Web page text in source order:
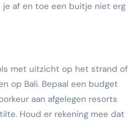
af en toe een buitje niet erg
met uitzicht op het strand of
op Bali. Bepaal een budget
aan afgelegen resorts
Houd er rekening mee dat